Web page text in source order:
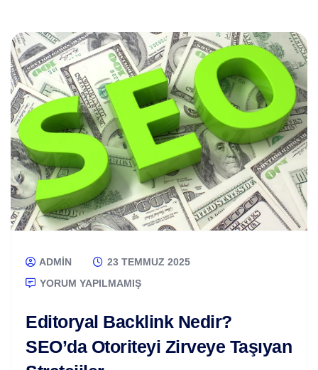
ADMIN
23 TEMMUZ 2025
YORUM YAPILMAMIŞ
Editoryal Backlink Nedir?
SEO’da Otoriteyi Zirveye Taşıyan